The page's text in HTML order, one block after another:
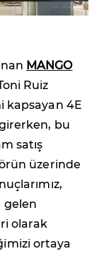
MANGO
Ruiz
kapsayan 4E
girerken, bu
satış
üzerinde
gelen
olarak
ortaya